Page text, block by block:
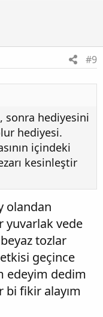
#9
sonra hediyesini
hediyesi.
içindeki
kesinleştir
olandan
yuvarlak vede
tozlar
geçince
edeyim dedim
fikir alayım